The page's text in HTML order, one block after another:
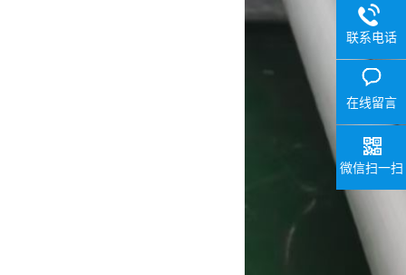
联系电话
在线留言
微信扫一扫